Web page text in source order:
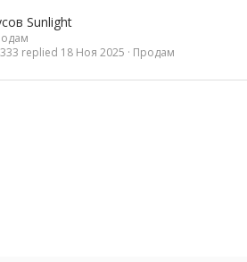
Sunlight
Продам
18 Ноя 2025